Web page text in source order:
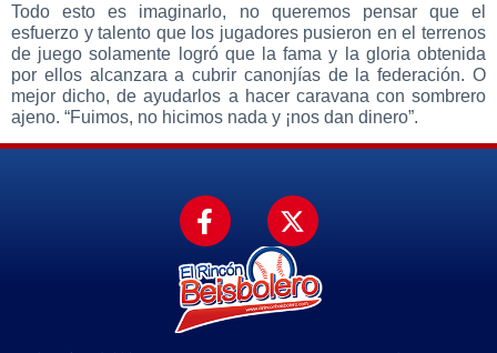
Todo esto es imaginarlo, no queremos pensar que el
esfuerzo y talento que los jugadores pusieron en el terrenos
de juego solamente logró que la fama y la gloria obtenida
por ellos alcanzara a cubrir canonjías de la federación. O
mejor dicho, de ayudarlos a hacer caravana con sombrero
ajeno. “Fuimos, no hicimos nada y ¡nos dan dinero”.